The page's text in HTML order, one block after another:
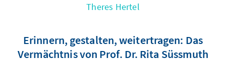
Theres Hertel
Erinnern, gestalten, weitertragen: Das
Vermächtnis von Prof. Dr. Rita Süssmuth